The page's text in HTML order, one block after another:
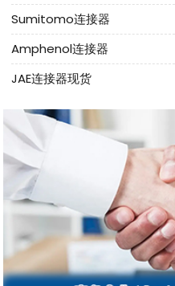
Sumitomo连接器
Amphenol连接器
JAE连接器现货